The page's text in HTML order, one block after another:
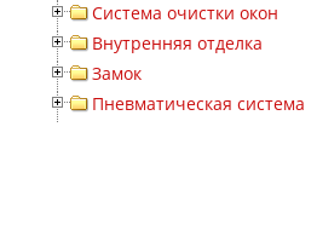
Система очистки окон
Внутренняя отделка
Замок
Пневматическая система